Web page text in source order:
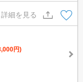
詳細を見る
円)